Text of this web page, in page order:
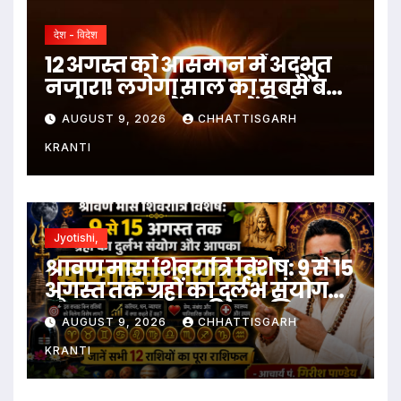
देश - विदेश
12 अगस्त को आसमान में अद्भुत
नजारा! लगेगा साल का सबसे बड़ा
सूर्य ग्रहण, जानें भारत में दिखेगा या
नहींAUGUST 9, 2026 CHHATTISGARH
KRANTI
Jyotishi,
श्रावण मास शिवरात्रि विशेष: 9 से 15
अगस्त तक ग्रहों का दुर्लभ संयोग
और आपका साप्ताहिक राशिफल
AUGUST 9, 2026 CHHATTISGARH
KRANTI